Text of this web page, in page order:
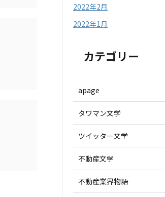
2022年2月
2022年1月
カテゴリー
apage
タワマン文学
ツイッター文学
不動産文学
不動産業界物語